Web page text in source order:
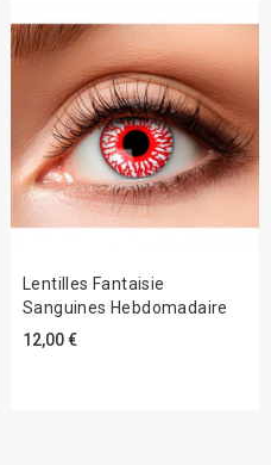
Lentilles Fantaisie
Sanguines Hebdomadaire
12,00 €